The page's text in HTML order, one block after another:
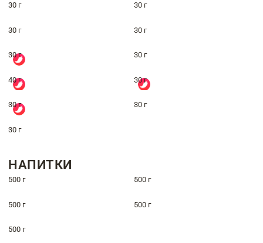
30 г 30 г
30 г 30 г
30 г 30 г
40 г 30 г
30 г 30 г
30 г
НАПИТКИ
500 г 500 г
500 г 500 г
500 г